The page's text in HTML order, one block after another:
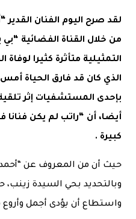
لقد صرح اليوم الفنان
من خلال القناة الفضائية
التمثيلية متأثرة كثيرا
بإحدى المستشفيات إثر
أيضا، أن “راتب لم يكن
كبيرة .
حيث أن من المعروف عن “أحمد
وبالتحديد بحي السيدة
واستطاع أن يؤدى أجمل